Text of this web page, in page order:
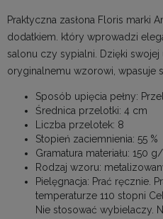
Praktyczna zasłona Floris marki
dodatkiem. który wprowadzi
salonu czy sypialni. Dzięki
oryginalnemu wzorowi, wpasuje
Sposób upięcia pełny:
Średnica przelotki: 4 cm
Liczba przelotek: 8
Stopień zaciemnienia: 55 %
Gramatura materiału: 150
Rodzaj wzoru:
Pielęgnacja: Prać ręcznie.
temperaturze 110 stopni
Nie stosować wybielaczy.